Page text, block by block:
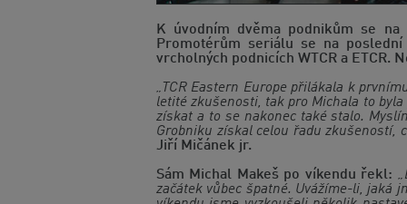
K úvodním dvěma podnikům se
Promotérům seriálu se na
vrcholných podnicích WTCR a ETCR.
„TCR Eastern Europe přilákala k
letité zkušenosti, tak pro Michala to
získat a to se nakonec také stalo.
Grobniku získal celou řadu zkušeností,
Jiří Mičánek jr.
Sám Michal Makeš po víkendu řekl:
začátek vůbec špatné. Uvážíme-li, jaká